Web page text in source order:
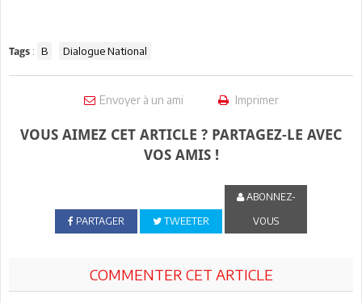
Tags : B Dialogue National
Envoyer à un ami Imprimer
VOUS AIMEZ CET ARTICLE ? PARTAGEZ-LE AVEC
VOS AMIS !
PARTAGER TWEETER
ABONNEZ-
VOUS
COMMENTER CET ARTICLE